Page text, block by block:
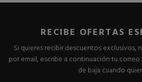
RECIBE OFERTAS
Si quieres recibir descuentos exclusivos,
por email, escribe a continuación tu
de baja cuando